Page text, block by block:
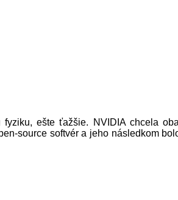
ešte ťažšie. NVIDIA chcela
source softvér a jeho následkom